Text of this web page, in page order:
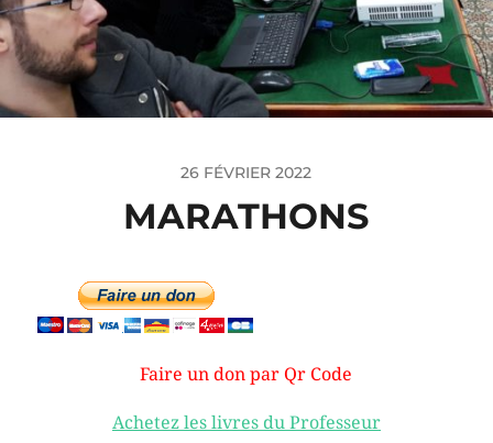
26 FÉVRIER 2022
MARATHONS
Faire un don par Qr Code
Achetez les livres du Professeur